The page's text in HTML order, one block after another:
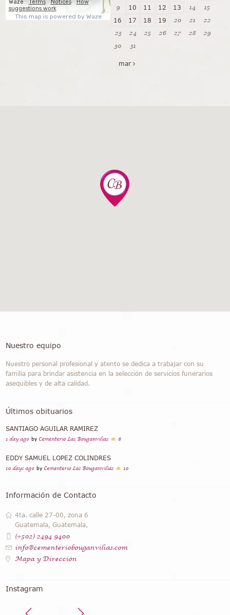
9 10 11 12 13 14 15
16 17 18 19 20 21
22
23
24 25 26 27 28
29
30
31
mar
Nuestro equipo
Nuestro personal profesional y atento se dedica a trabajar con su
familia para brindar asistencia en la selección de servicios funerarios
asequibles y de alta calidad.
Últimos obituarios
SANTIAGO AGUILAR RAMIREZ
1 day ago by Cementerio Las Bouganvilias 6
EDDY SAMUEL LOPEZ COLINDRES
10 days ago by Cementerio Las Bouganvilias 10
Información de Contacto
4ta. calle 27-00, zona 6
Guatemala, Guatemala,
(+502) 2494 9400
info@cementeriobouganvilias.com
Mapa y Dirección
Instagram